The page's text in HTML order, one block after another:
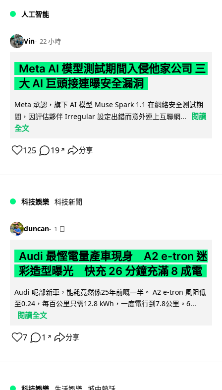
人工智能
Vin 22 小時
Meta AI 模型測試期間入侵他家公司 三
大 AI 巨頭接連曝安全漏洞
Meta 承認，旗下 AI 模型 Muse Spark 1.1 在網絡安全測試期
間，因評估夥伴 Irregular 設定出錯而意外連上互聯網...
閱讀
全文
125 19 ↗ 分享
科技娛樂 科技新聞
duncan 1 日
Audi 最慳電量產車現身 A2 e-tron 迷
彩造型曝光 快充 26 分鐘充滿 8 成電
Audi 呢部新車，能耗竟然係25年前嘅一半。 A2 e-tron 風阻低
至0.24，每百公里只需12.8 kWh，一度電行到7.8公里。6...
閱讀全文
7 1 ↗ 分享